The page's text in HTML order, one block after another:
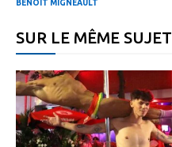
BENOIT MIGNEAULT
SUR LE MÊME SUJET